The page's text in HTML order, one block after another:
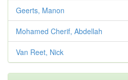
Geerts, Manon
Mohamed Cherif, Abdellah
Van Reet, Nick